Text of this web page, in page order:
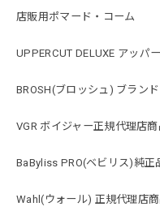
店販用ポマード・コーム
UPPERCUT DELUXE アッパ
BROSH(ブロッシュ) ブランド
VGR ボイジャー正規代理店
BaByliss PRO(ベビリス)純正
Wahl(ウォール) 正規代理店